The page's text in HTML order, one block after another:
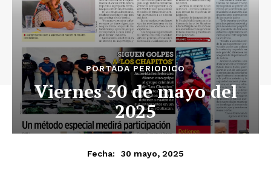
Luces
Del Siglo